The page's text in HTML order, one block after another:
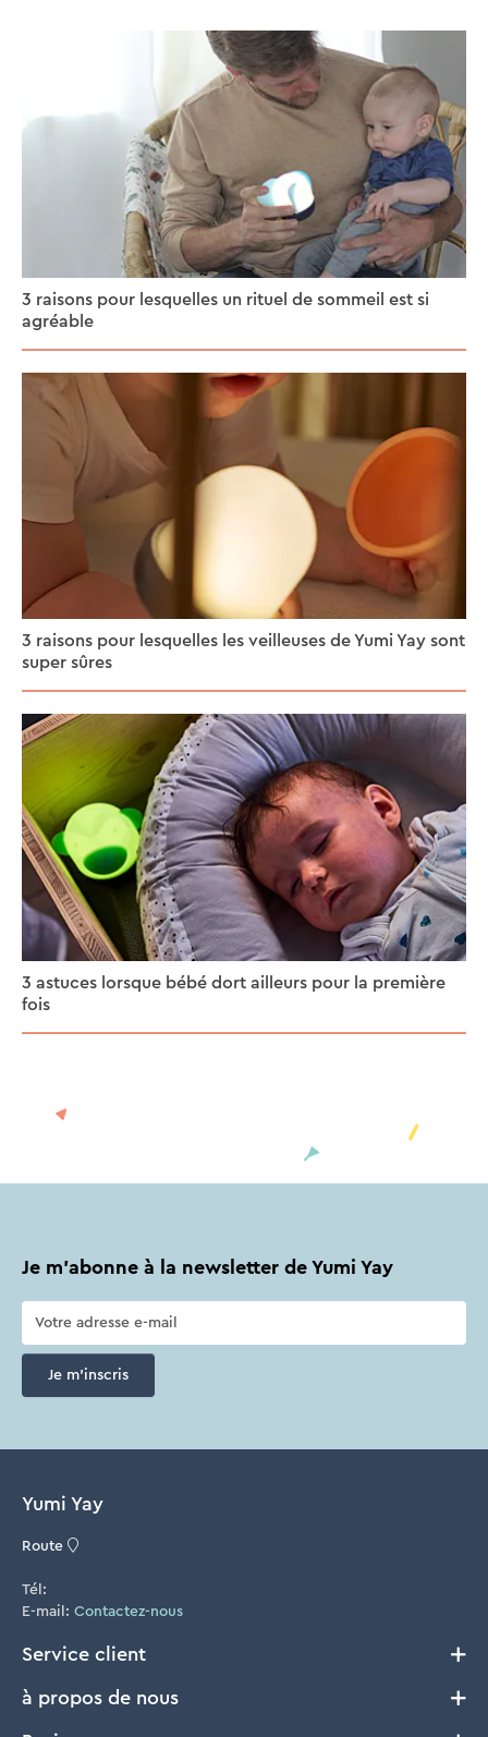
3 raisons pour lesquelles un rituel de sommeil est si
agréable
3 raisons pour lesquelles les veilleuses de Yumi Yay sont
super sûres
3 astuces lorsque bébé dort ailleurs pour la première
fois
Je m'abonne à la newsletter de Yumi Yay
Je m'inscris
Yumi Yay
Route
Tél:
E-mail: Contactez-nous
Service client
Livraison et Retours
à propos de nous